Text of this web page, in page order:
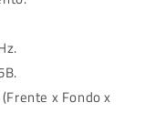
x Fondo x